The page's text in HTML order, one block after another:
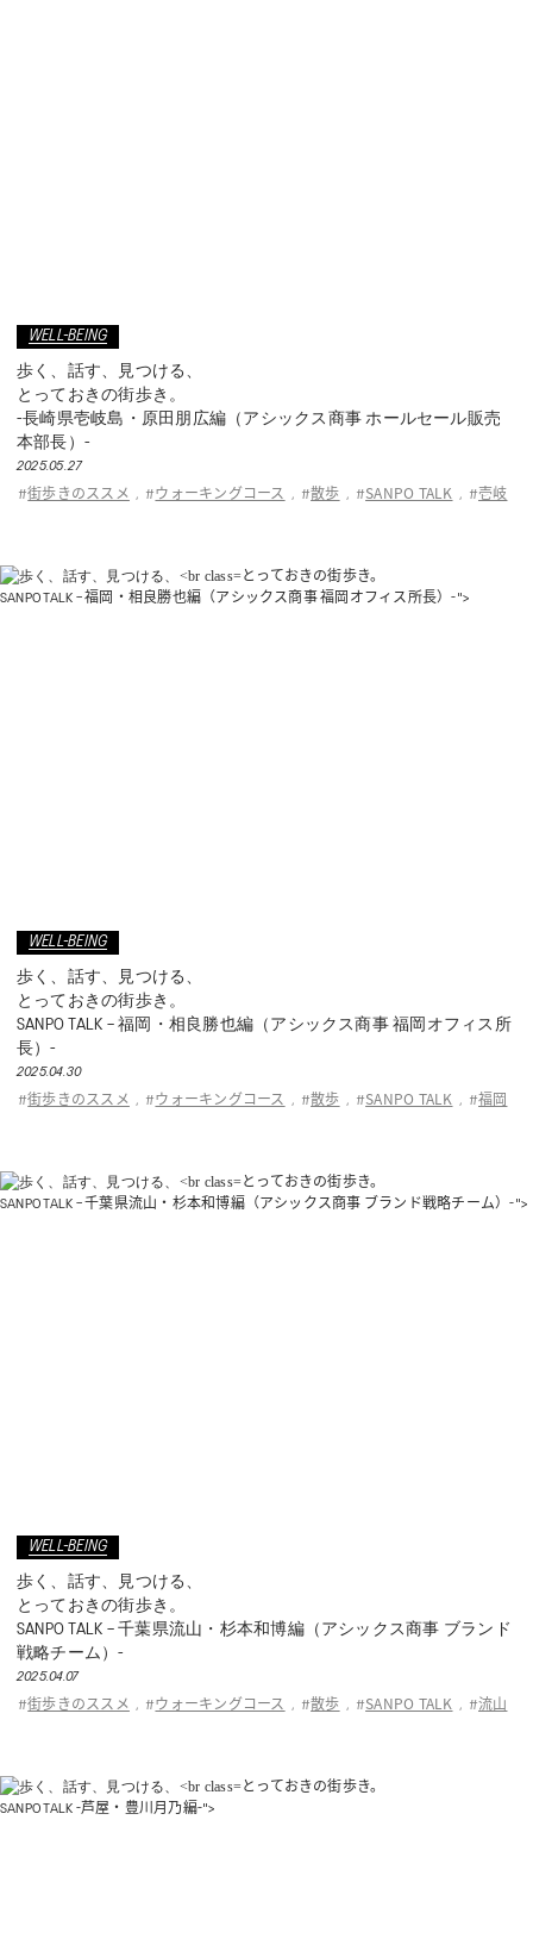
WELL-BEING
歩く、話す、見つける、
とっておきの街歩き。
-長崎県壱岐島・原田朋広編（アシックス商事 ホールセール販売
本部長）-
2025.05.27
#街歩きのススメ , # ウォーキングコース , #散歩 , # SANPO TALK , # 壱岐
とっておきの街歩き。
SANPO TALK – 福岡・相良勝也編（アシックス商事 福岡オフィス所長）-">
WELL-BEING
歩く、話す、見つける、
とっておきの街歩き。
SANPO TALK – 福岡・相良勝也編（アシックス商事 福岡オフィス所
長）-
2025.04.30
#街歩きのススメ , # ウォーキングコース , #散歩 , # SANPO TALK , #福岡
とっておきの街歩き。
SANPO TALK – 千葉県流山・杉本和博編（アシックス商事 ブランド戦略チーム）-">
WELL-BEING
歩く、話す、見つける、
とっておきの街歩き。
SANPO TALK – 千葉県流山・杉本和博編（アシックス商事 ブランド
戦略チーム）-
2025.04.07
#街歩きのススメ , # ウォーキングコース , #散歩 , # SANPO TALK , #流山
とっておきの街歩き。
SANPO TALK -芦屋・豊川月乃編-">